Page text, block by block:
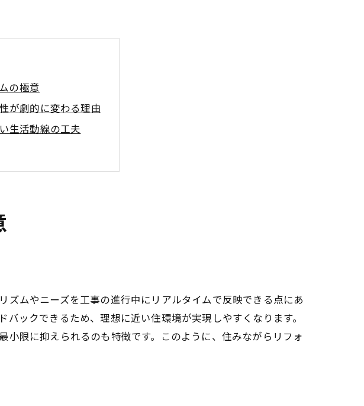
の極意
が劇的に変わる理由
生活動線の工夫
実践ポイント
ない準備と対策
減らす方法
立する工夫
ュール調整術
業者との連携法
のポイント
快適に過ごす秘訣
めの工夫
ムやニーズを工事の進行中にリアルタイムで反映できる点にあ
ックできるため、理想に近い住環境が実現しやすくなります。
限に抑えられるのも特徴です。このように、住みながらリフォ